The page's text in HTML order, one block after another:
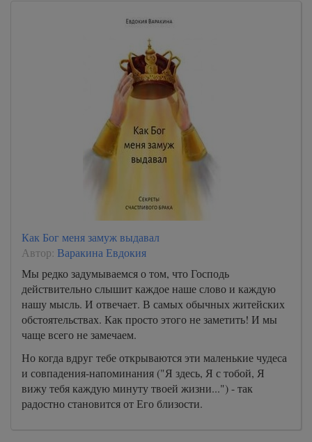
Как Бог меня замуж выдавал
Автор: Варакина Евдокия
Мы редко задумываемся о том, что Господь
действительно слышит каждое наше слово и каждую
нашу мысль. И отвечает. В самых обычных житейских
обстоятельствах. Как просто этого не заметить! И мы
чаще всего не замечаем.
Но когда вдруг тебе открываются эти маленькие чудеса
и совпадения-напоминания ("Я здесь, Я с тобой, Я
вижу тебя каждую минуту твоей жизни...") - так
радостно становится от Его близости.